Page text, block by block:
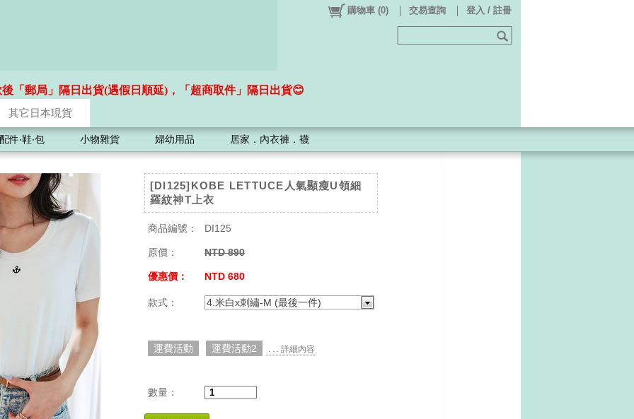
其它日本現貨
購物車 (0) 交易查詢 登入 / 註冊
「郵局」隔日出貨(遇假日順延)，「超商取件」隔日出貨😊
配件‧鞋‧包 小物雜貨 婦幼用品 居家．內衣褲．襪
[DI125]KOBE LETTUCE人氣顯瘦U領細
羅紋神T上衣
商品編號： DI125
原價： NTD 890
優惠價： NTD 680
款式： 4.米白x刺繡-M (最後一件)
運費活動 運費活動2 . . . 詳細內容
數量：